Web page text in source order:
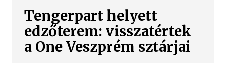
Tengerpart helyett
edzőterem: visszatértek
a One Veszprém sztárjai